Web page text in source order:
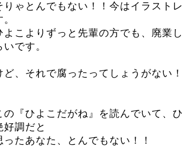
りゃとんでもない！！今はイラスト
よこよりずっと先輩の方でも、廃業
いです。
ど、それで腐ったってしょうがない
の『ひよこだがね』を読んでいて、
好調だと
ったあなた、とんでもない！！